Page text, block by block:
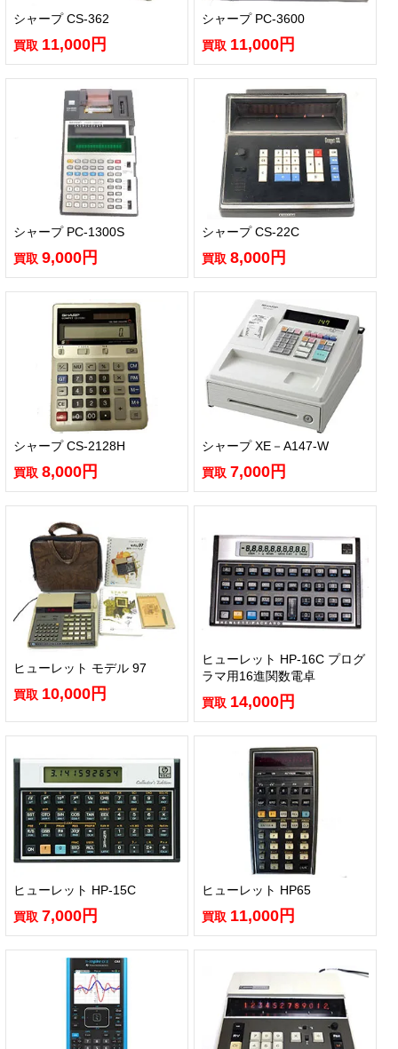
シャープ CS-362
買取 11,000円
シャープ PC-3600
買取 11,000円
シャープ PC-1300S
買取 9,000円
シャープ CS-22C
買取 8,000円
シャープ CS-2128H
買取 8,000円
シャープ XE－A147-W
買取 7,000円
ヒューレット モデル 97
買取 10,000円
ヒューレット HP-16C プログ
ラマ用16進関数電卓
買取 14,000円
ヒューレット HP-15C
買取 7,000円
ヒューレット HP65
買取 11,000円